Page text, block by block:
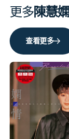
系
列:
陳
慧
嫻
的
數
量
更多陳慧嫻
查看更多